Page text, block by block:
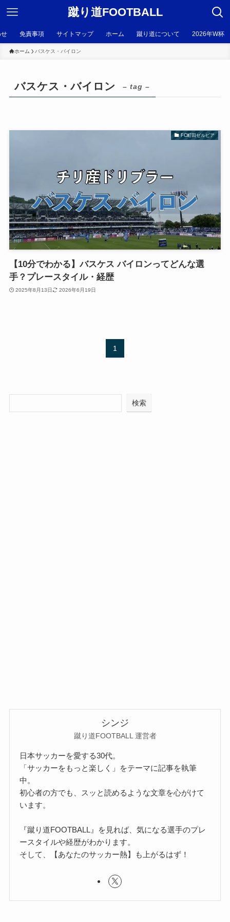
蹴り道FOOTBALL
免責事項 サイトマップ ホーム 蹴り道について 2026年W杯
ホーム バスケス・バイロン
バスケス・バイロン – tag –
FC町田ゼルビア
【10分でわかる】バスケス バイロンってどんな選
手？プレースタイル・経歴
2025年8月13日 2026年6月19日
1
検索
シンジ
蹴り道FOOTBALL 運営者
日本サッカーを愛する30代。
「サッカーをもっと楽しく」をテーマに記事を執筆
中。
初心者の方でも、スッと読めるような文章を心がけて
います。
『蹴り道FOOTBALL』を見れば、気になる選手のプレ
ースタイルや経歴がわかります。
そして、【あなたのサッカー熱】も上がるはず！